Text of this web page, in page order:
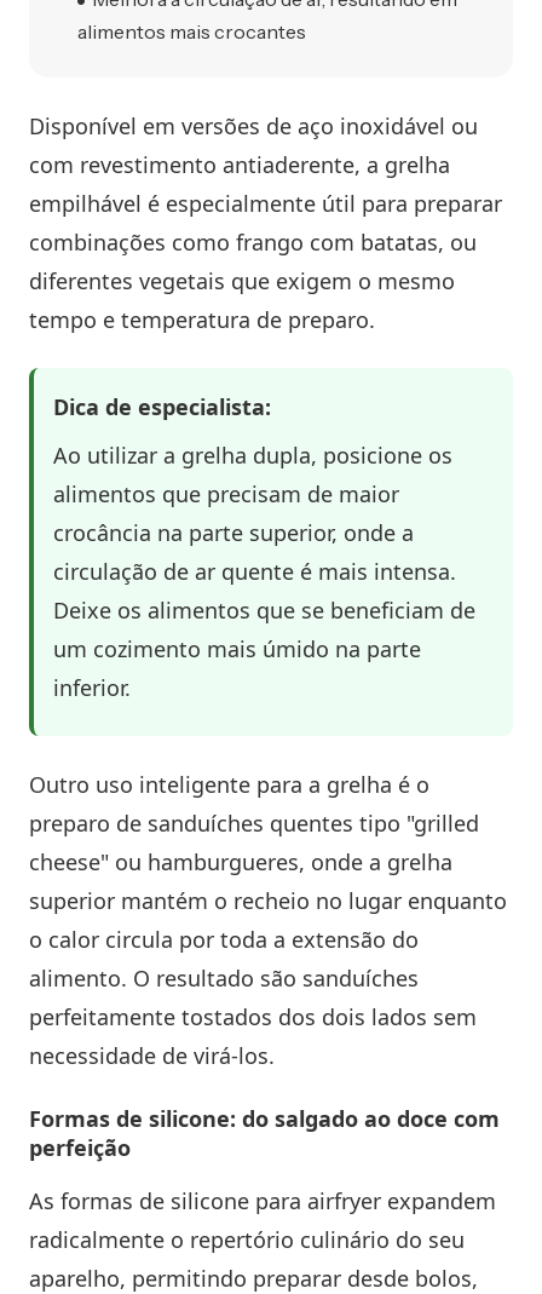
alimentos mais crocantes
Disponível em versões de aço inoxidável ou
com revestimento antiaderente, a grelha
empilhável é especialmente útil para preparar
combinações como frango com batatas, ou
diferentes vegetais que exigem o mesmo
tempo e temperatura de preparo.
Dica de especialista:
Ao utilizar a grelha dupla, posicione os
alimentos que precisam de maior
crocância na parte superior, onde a
circulação de ar quente é mais intensa.
Deixe os alimentos que se beneficiam de
um cozimento mais úmido na parte
inferior.
Outro uso inteligente para a grelha é o
preparo de sanduíches quentes tipo "grilled
cheese" ou hamburgueres, onde a grelha
superior mantém o recheio no lugar enquanto
o calor circula por toda a extensão do
alimento. O resultado são sanduíches
perfeitamente tostados dos dois lados sem
necessidade de virá-los.
Formas de silicone: do salgado ao doce com
perfeição
As formas de silicone para airfryer expandem
radicalmente o repertório culinário do seu
aparelho, permitindo preparar desde bolos,